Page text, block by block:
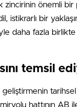
önemli bir
istikrarlı bir
daha fazla
temsil
hattının AB